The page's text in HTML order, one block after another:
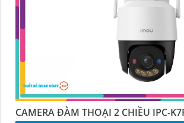
CAMERA ĐÀM THOẠI 2 CHIỀU IPC-